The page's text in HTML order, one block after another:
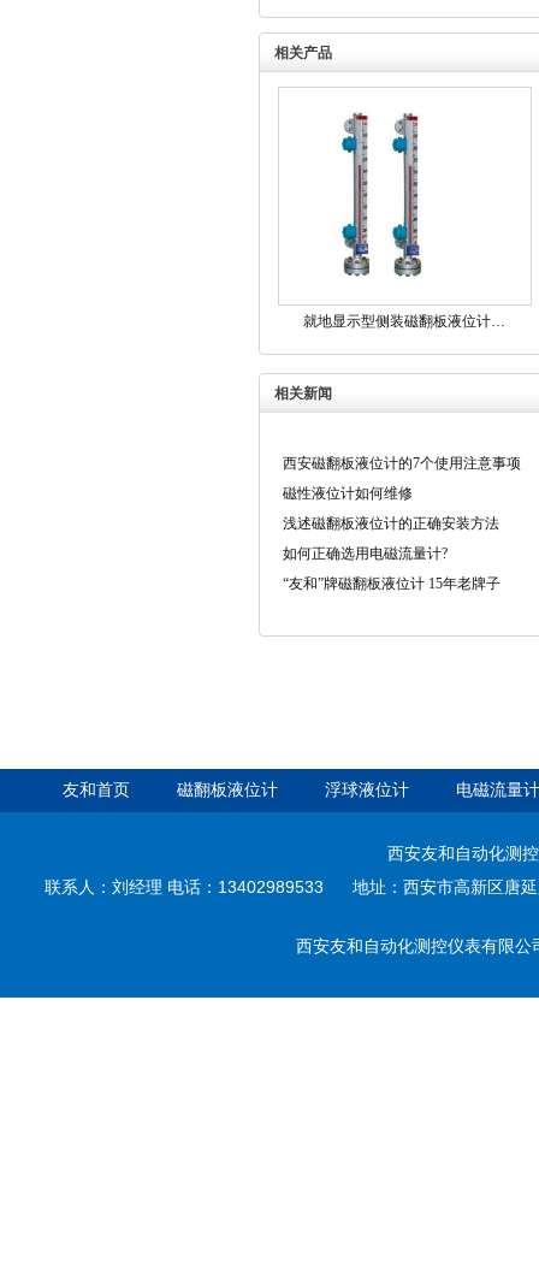
相关产品
就地显示型侧装磁翻板液位计…
相关新闻
西安磁翻板液位计的7个使用注意事项
磁性液位计如何维修
浅述磁翻板液位计的正确安装方法
如何正确选用电磁流量计?
“友和”牌磁翻板液位计 15年老牌子
友和首页 磁翻板液位计 浮球液位计 电磁流量计
西安友和自动化测
联系人：刘经理 电话：13402989533 地址：西安市高新区唐
西安友和自动化测控仪表有限公